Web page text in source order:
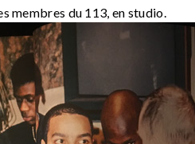
membres du 113, en studio.